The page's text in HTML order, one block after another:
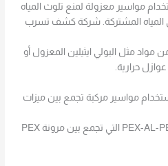
مواسير معزولة لمنع تلوث المياه
المياه المشتركة. شركة كشف تسرب
مثل البولي ايثيلين المعزول أو
حرارية.
مواسير مركبة تجمع بين ميزات
مثال على ذلك مواسير PEX-AL-PEX التي تجمع بين مرونة PEX